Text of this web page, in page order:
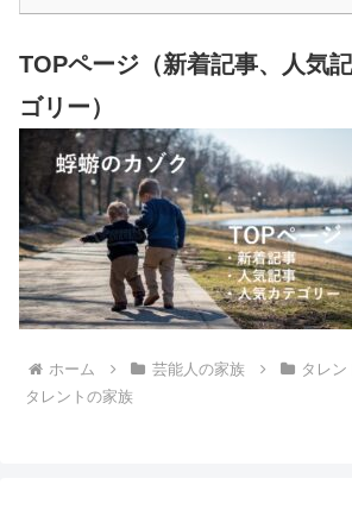
TOPページ（新着記事、人気
ゴリー）
ホーム 芸能人の家族 タレ
タレントの家族